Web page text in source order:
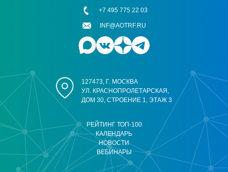
РЕЙТИНГ ТОП-100
КАЛЕНДАРЬ
НОВОСТИ
ВЕБИНАРЫ
127473, Г. МОСКВА
УЛ. КРАСНОПРОЛЕТАРСКАЯ,
ДОМ 30, СТРОЕНИЕ 1, ЭТАЖ 3
+7 495 775 22 03
INF@AOTRF.RU